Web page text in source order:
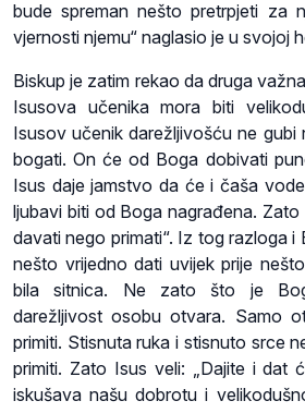
bude spreman nešto pretrpjeti za
vjernosti njemu“ naglasio je u svojoj
Biskup je zatim rekao da druga
Isusova učenika mora biti
Isusov učenik darežljivošću ne gubi
bogati. On će od Boga dobivati
Isus daje jamstvo da će i čaša
ljubavi biti od Boga nagrađena. Zato
davati nego primati“. Iz tog razloga i
nešto vrijedno dati uvijek prije
bila sitnica. Ne zato što je
darežljivost osobu otvara. Samo
primiti. Stisnuta ruka i stisnuto srce
primiti. Zato Isus veli: „Dajite i dat
iskušava našu dobrotu i